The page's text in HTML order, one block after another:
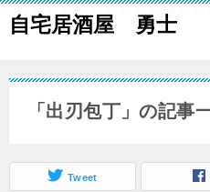
自宅居酒屋 勇士
自宅で居酒屋の「酒の肴」になる
「出刃包丁」の記事
Tweet